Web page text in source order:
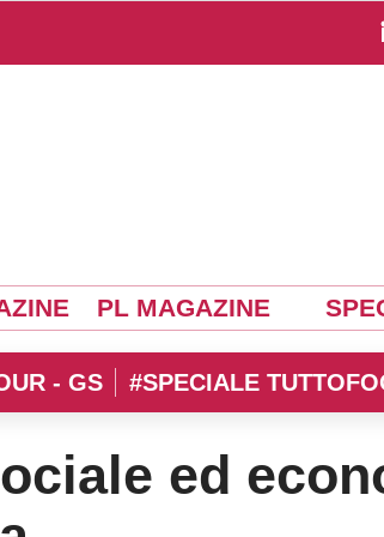
PL MAGAZINE
- GS #SPECIALE
ed